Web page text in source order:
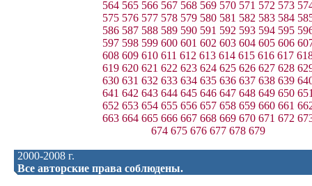
564 565 566 567 568 569 570 571 572 573
575 576 577 578 579 580 581 582 583 584
586 587 588 589 590 591 592 593 594 595
597 598 599 600 601 602 603 604 605 606
608 609 610 611 612 613 614 615 616 617
619 620 621 622 623 624 625 626 627 628
630 631 632 633 634 635 636 637 638 639
641 642 643 644 645 646 647 648 649 650
652 653 654 655 656 657 658 659 660 661
663 664 665 666 667 668 669 670 671 672
674 675 676 677 678 679
2000-2008 г.
Все авторские права соблюдены.